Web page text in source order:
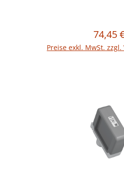
74,45
Preise exkl. MwSt.
In den